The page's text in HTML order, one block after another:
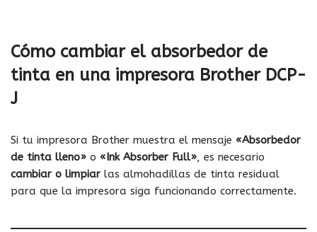
Cómo cambiar el absorbedor de
tinta en una impresora Brother DCP-
J
Si tu impresora Brother muestra el mensaje «Absorbedor
de tinta lleno» o «Ink Absorber Full», es necesario
cambiar o limpiar las almohadillas de tinta residual
para que la impresora siga funcionando correctamente.